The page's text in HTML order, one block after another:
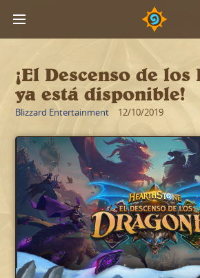
¡El Descenso de los
ya está disponible!
Blizzard Entertainment 12/10/2019